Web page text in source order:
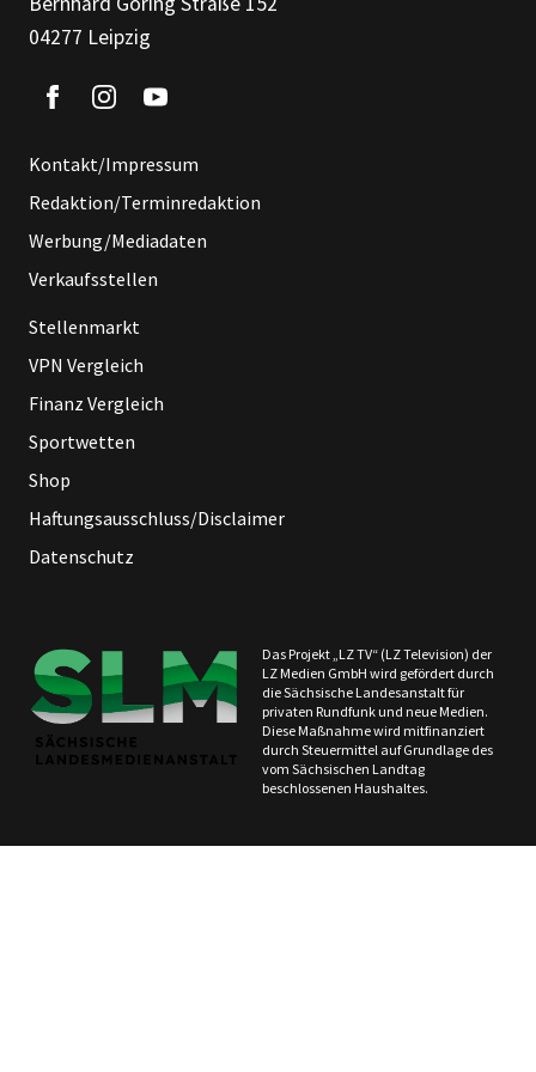
04277 Leipzig
Kontakt/Impressum
Redaktion/Terminredaktion
Werbung/Mediadaten
Verkaufsstellen
Stellenmarkt
VPN Vergleich
Finanz Vergleich
Sportwetten
Shop
Haftungsausschluss/Disclaimer
Datenschutz
Das Projekt „LZ TV“ (LZ Television) der
LZ Medien GmbH wird gefördert durch
die Sächsische Landesanstalt für
privaten Rundfunk und neue Medien.
Diese Maßnahme wird mitfinanziert
durch Steuermittel auf Grundlage des
vom Sächsischen Landtag
beschlossenen Haushaltes.